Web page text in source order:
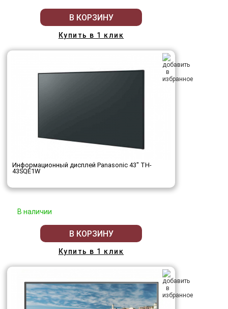
В КОРЗИНУ
Купить в 1 клик
Информационный дисплей Panasonic 43" TH-
43SQE1W
В наличии
В КОРЗИНУ
Купить в 1 клик